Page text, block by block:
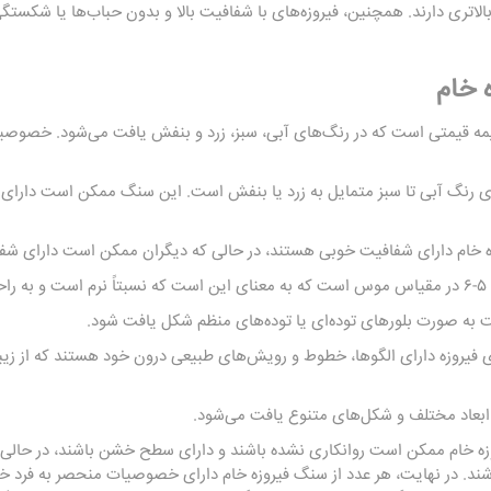
دارند. همچنین، فیروزه‌های با شفافیت بالا و بدون حباب‌ها یا
خام
قیمتی است که در رنگ‌های آبی، سبز، زرد و بنفش یافت می‌شود.
رنگ آبی تا سبز متمایل به زرد یا بنفش است. این سنگ ممکن است
دارای شفافیت خوبی هستند، در حالی که دیگران ممکن است دارای
صورت بلورهای توده‌ای یا توده‌های منظم شکل یافت شود.
دارای الگوها، خطوط و رویش‌های طبیعی درون خود هستند که از
مختلف و شکل‌های متنوع یافت می‌شود.
خام ممکن است روانکاری نشده باشند و دارای سطح خشن باشند، در
در نهایت، هر عدد از سنگ فیروزه خام دارای خصوصیات منحصر به فرد